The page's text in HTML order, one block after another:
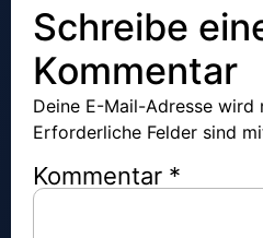
Schreibe
Kommentar
Deine E-Mail-Adresse
Erforderliche Felder sind
Kommentar *